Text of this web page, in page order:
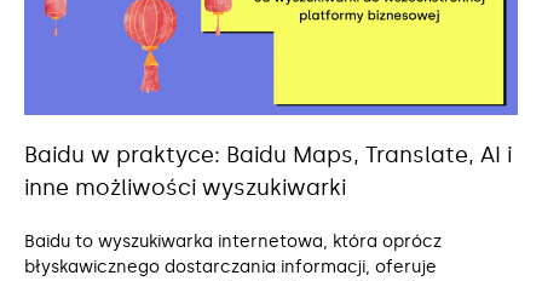
Baidu w praktyce: Baidu Maps, Translate, AI i
inne możliwości wyszukiwarki
Baidu to wyszukiwarka internetowa, która oprócz
błyskawicznego dostarczania informacji, oferuje